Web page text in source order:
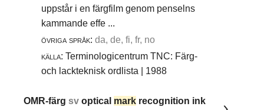
uppstår i en färgfilm genom penselns
kammande effe ...
övriga språk: da, de, fi, fr, no
källa: Terminologicentrum TNC: Färg-
och lackteknisk ordlista | 1988
OMR-färgsvoptical mark recognition ink